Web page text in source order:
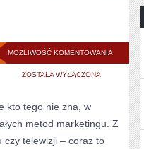
MOŻLIWOŚĆ KOMENTOWANIA REKLAMA
SIECI
ZOSTAŁA WYŁĄCZONA
kto tego nie zna, w
metod marketingu. Z
czy telewizji – coraz to